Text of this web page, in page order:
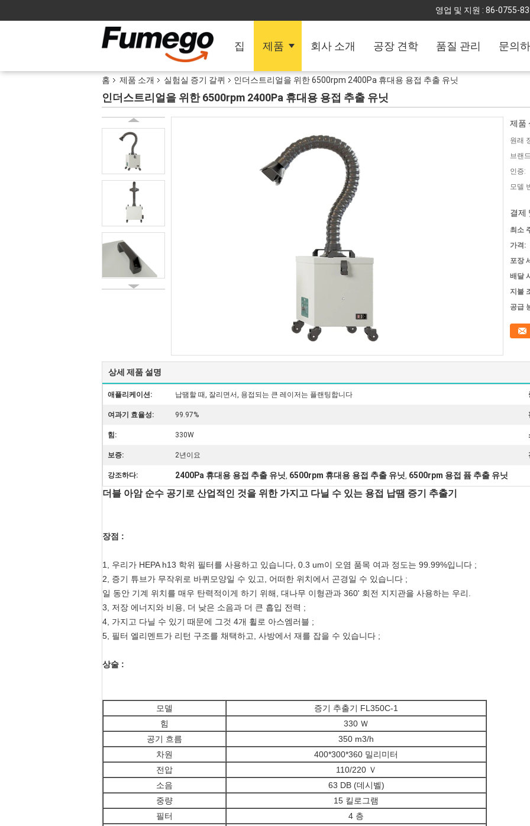
영업 및 지원 : 86-0755-
집 제품 회사 소개 공장 견학 품질 관리 문의
홈 제품 소개 실험실 증기 갈퀴 인더스트리얼을 위한 6500rpm 2400Pa 휴대용 용접 추출 유닛
인더스트리얼을 위한 6500rpm 2400Pa 휴대용 용접 추출 유닛
제품
원래
브랜
인증:
모델
결제
최소
가격:
포장
배달
지불
공급
상세 제품 설명
애플리케이션: 납땜할 때, 잘리면서, 용접되는 큰 레이저는 플랜팅합니다
여과기 효율성: 99.97%
힘: 330W
보증: 2년이요
강조하다: 2400Pa 휴대용 용접 추출 유닛, 6500rpm 휴대용 용접 추출 유닛, 6500rpm 용접 퓸 추출 유닛
더블 아암 순수 공기로 산업적인 것을 위한 가지고 다닐 수 있는 용접 납땜 증기 추출기
장점 :
1, 우리가 HEPA h13 학위 필터를 사용하고 있습니다, 0.3 um이 오염 품목 여과 정도는 99.99%입니다 ;
2, 증기 튜브가 무작위로 바퀴모양일 수 있고, 어떠한 위치에서 곤경일 수 있습니다 ;
일 동안 기계 위치를 매우 탄력적이게 하기 위해, 대나무 이형관과 360' 회전 지지관을 사용하는 우리.
3, 저장 에너지와 비용, 더 낮은 소음과 더 큰 흡입 전력 ;
4, 가지고 다닐 수 있기 때문에 그것 4개 휠로 아스엠러블 ;
5, 필터 엘리멘트가 리턴 구조를 채택하고, 사방에서 재를 잡을 수 있습니다 ;
상술 :
모델
증기 추출기 FL350C-1
힘
330 Ｗ
공기 흐름
350 m3/h
차원
400*300*360 밀리미터
전압
110/220 Ｖ
소음
63 DB (데시벨)
중량
15 킬로그램
필터
4 층